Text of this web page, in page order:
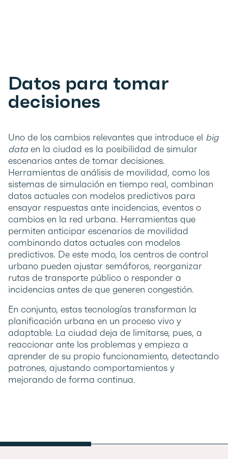
Datos para tomar
decisiones
Uno de los cambios relevantes que introduce el big
data en la ciudad es la posibilidad de simular
escenarios antes de tomar decisiones.
Herramientas de análisis de movilidad, como los
sistemas de simulación en tiempo real, combinan
datos actuales con modelos predictivos para
ensayar respuestas ante incidencias, eventos o
cambios en la red urbana. Herramientas que
permiten anticipar escenarios de movilidad
combinando datos actuales con modelos
predictivos. De este modo, los centros de control
urbano pueden ajustar semáforos, reorganizar
rutas de transporte público o responder a
incidencias antes de que generen congestión.
En conjunto, estas tecnologías transforman la
planificación urbana en un proceso vivo y
adaptable. La ciudad deja de limitarse, pues, a
reaccionar ante los problemas y empieza a
aprender de su propio funcionamiento, detectando
patrones, ajustando comportamientos y
mejorando de forma continua.